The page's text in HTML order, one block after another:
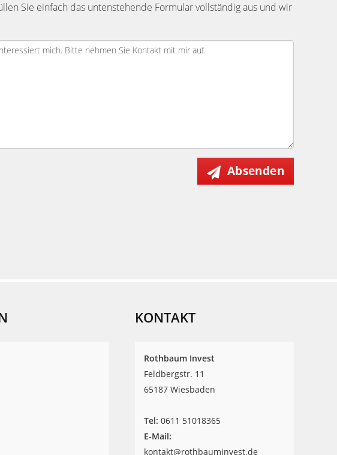
Sie einfach das untenstehende Formular vollständig aus und wir
Absenden
KONTAKT
Rothbaum Invest
Feldbergstr. 11
65187 Wiesbaden
Tel: ‎0611 51018365
E-Mail:
kontakt@rothbauminvest.de